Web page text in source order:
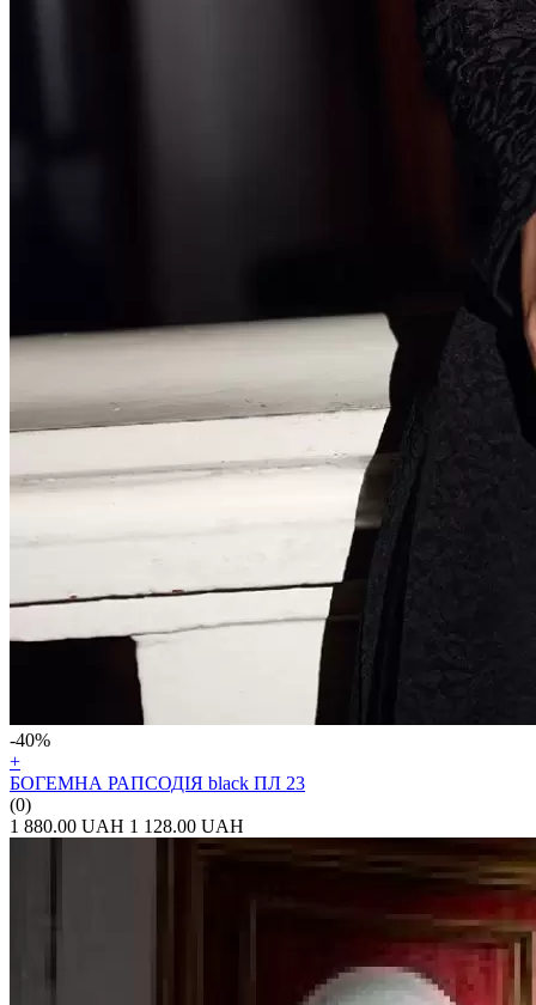
-40%
+
БОГЕМНА РАПСОДІЯ black ПЛ 23
(0)
1 880.00 UAH 1 128.00 UAH